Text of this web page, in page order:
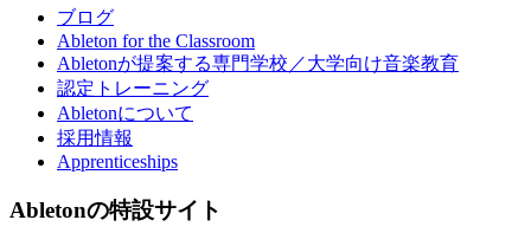
ブログ
Ableton for the Classroom
Abletonが提案する専門学校／大学向け音楽教育
認定トレーニング
Abletonについて
採用情報
Apprenticeships
Abletonの特設サイト